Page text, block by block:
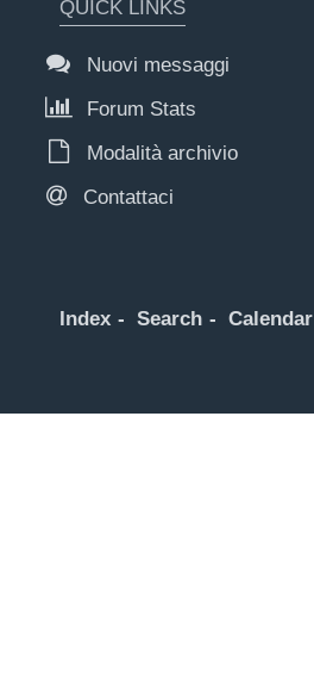
QUICK LINKS
Nuovi messaggi
Forum Stats
Modalità archivio
Contattaci
Index Search Calendar